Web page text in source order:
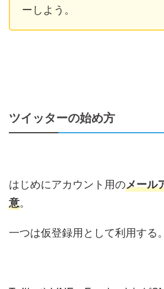
ーしよう。
ツイッターの始め方
はじめにアカウント用のメール
意。
一つは仮登録用として利用する。